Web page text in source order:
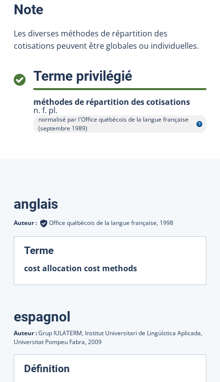
Note:
Les diverses méthodes de répartition des
cotisations peuvent être globales ou individuelles.
Terme privilégié:
méthodes de répartition des cotisations
n. f. pl.
normalisé par l'Office québécois de la langue française
(septembre 1989)
Afficher l'infobulle
Traductions
anglais
Auteur : Office québécois de la langue française, 1998
Terme:
cost allocation cost methods
espagnol
Auteur :Grup IULATERM, Institut Universitari de Lingüística Aplicada,
Universitat Pompeu Fabra, 2009
Définition